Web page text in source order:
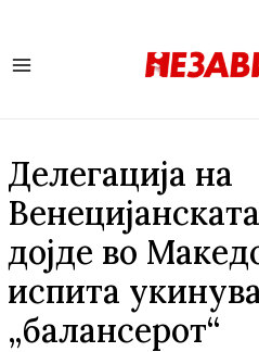
Делегација на
дојде во
испита
„балансерот“